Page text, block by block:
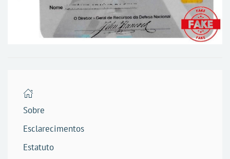
Sobre
Esclarecimentos
Estatuto